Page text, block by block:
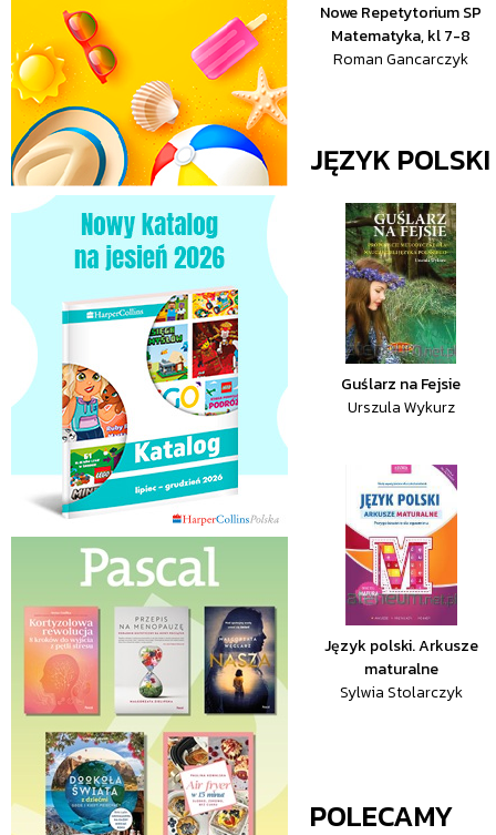
Nowe Repetytorium SP
Matematyka, kl 7-8
Roman Gancarczyk
JĘZYK POLSKI
Guślarz na Fejsie
Urszula Wykurz
Język polski. Arkusze
maturalne
Sylwia Stolarczyk
POLECAMY